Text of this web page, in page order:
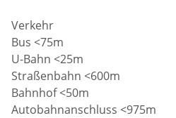
Verkehr
Bus <75m
U-Bahn <25m
Straßenbahn <600m
Bahnhof <50m
Autobahnanschluss <975m